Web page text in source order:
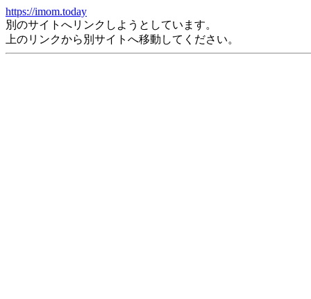
https://imom.today
別のサイトへリンクしようとしています。
上のリンクから別サイトへ移動してください。